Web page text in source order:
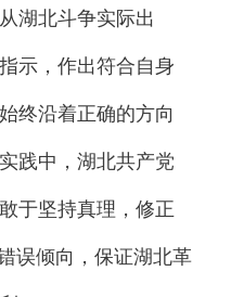
湖北斗争实际出
示，作出符合自身
终沿着正确的方向
践中，湖北共产党
于坚持真理，修正
误倾向，保证湖北革